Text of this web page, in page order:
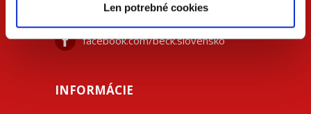
Len potrebné cookies
beck@beck.sk
facebook.com/beck.slovensko
INFORMÁCIE